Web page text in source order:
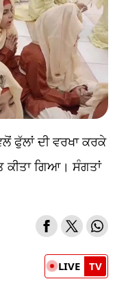
ਫੁੱਲਾਂ ਦੀ ਵਰਖਾ ਕਰਕੇ
ਕੀਤਾ ਗਿਆ। ਸੰਗਤਾਂ
LIVE TV